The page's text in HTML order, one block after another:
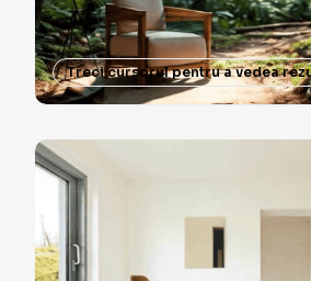
Treci cursorul pentru a vedea